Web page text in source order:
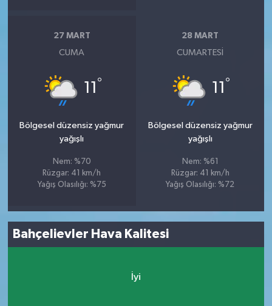
27 MART
CUMA
11 °
Bölgesel düzensiz yağmur
yağışlı
Nem: %70
Rüzgar: 41 km/h
Yağış Olasılığı: %75
28 MART
CUMARTESI
11 °
Bölgesel düzensiz yağmur
yağışlı
Nem: %61
Rüzgar: 41 km/h
Yağış Olasılığı: %72
Bahçelievler Hava Kalitesi
İyi